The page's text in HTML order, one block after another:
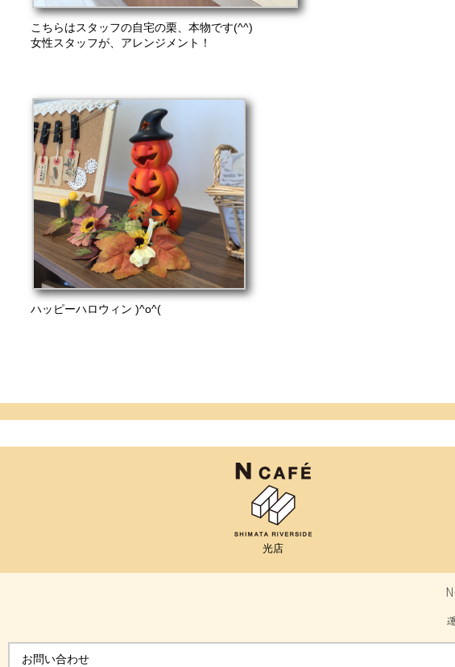
こちらはスタッフの自宅の栗、本物です(^^)
女性スタッフが、アレンジメント！
ハッピーハロウィン )^o^(
光店
お問い合わせ